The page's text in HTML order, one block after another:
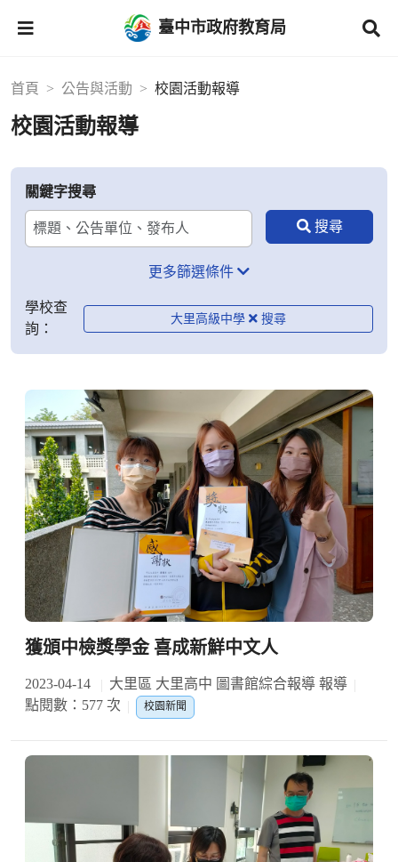
臺中市政府教育局
首頁 公告與活動 校園活動報導
校園活動報導
關鍵字搜尋
更多篩選條件
學校查
詢：
大里高級中學
獲頒中檢獎學金 喜成新鮮中文人
2023-04-14
大里區 大里高中 圖書館綜合報導 報導
點閱數：577 次
校園新聞